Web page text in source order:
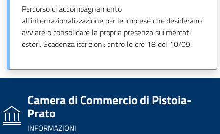
Percorso di accompagnamento
all'internazionalizzazione per le imprese che desiderano
avviare o consolidare la propria presenza sui mercati
esteri. Scadenza iscrizioni: entro le ore 18 del 10/09.
Camera di Commercio di Pistoia-
Prato
INFORMAZIONI